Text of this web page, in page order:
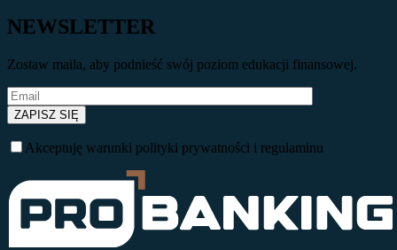
NEWSLETTER
Zostaw maila, aby podnieść swój poziom edukacji finansowej.
Akceptuję warunki polityki prywatności i regulaminu